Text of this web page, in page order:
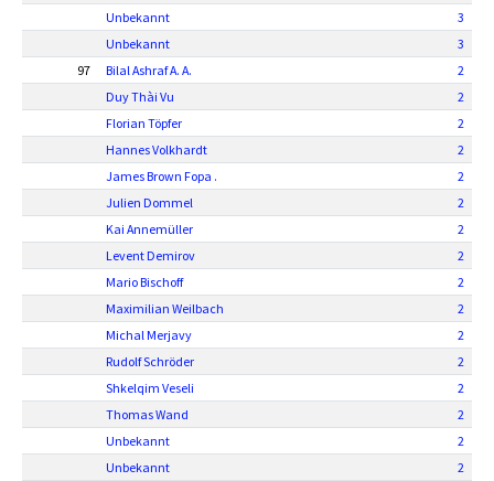
Unbekannt
3
Unbekannt
3
97
Bilal Ashraf A. A.
2
Duy Thài Vu
2
Florian Töpfer
2
Hannes Volkhardt
2
James Brown Fopa .
2
Julien Dommel
2
Kai Annemüller
2
Levent Demirov
2
Mario Bischoff
2
Maximilian Weilbach
2
Michal Merjavy
2
Rudolf Schröder
2
Shkelqim Veseli
2
Thomas Wand
2
Unbekannt
2
Unbekannt
2